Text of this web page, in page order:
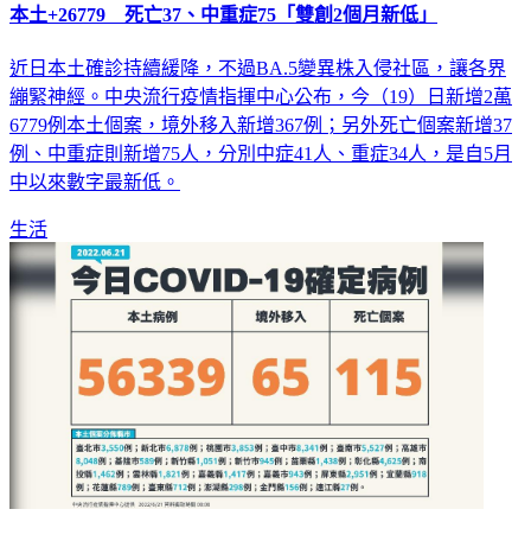
本土+26779 死亡37、中重症75「雙創2個月新低」
近日本土確診持續緩降，不過BA.5變異株入侵社區，讓各界
繃緊神經。中央流行疫情指揮中心公布，今（19）日新增2萬
6779例本土個案，境外移入新增367例；另外死亡個案新增37
例、中重症則新增75人，分別中症41人、重症34人，是自5月
中以來數字最新低。
生活